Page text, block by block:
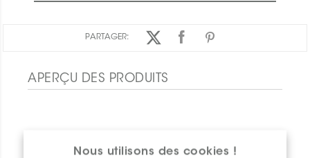
Nous utilisons des cookies !
PARTAGER:
APERÇU DES PRODUITS